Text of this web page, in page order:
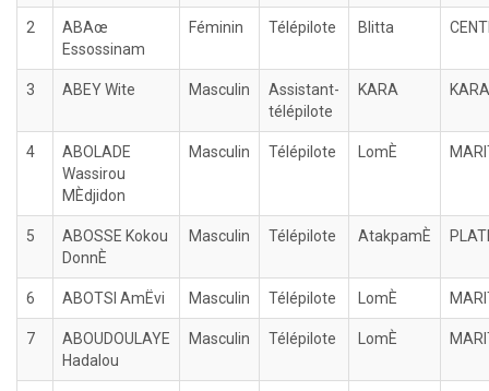
2
ABAœ
Essossinam
Féminin Télépilote Blitta
3 ABEY Wite Masculin
Assistant-
télépilote
KARA KARA
4
ABOLADE
Wassirou
MÈdjidon
Masculin Télépilote LomÈ
5
ABOSSE Kokou
DonnÈ
Masculin Télépilote AtakpamÈ
6 ABOTSI AmËvi Masculin Télépilote LomÈ
7
ABOUDOULAYE
Hadalou
Masculin Télépilote LomÈ